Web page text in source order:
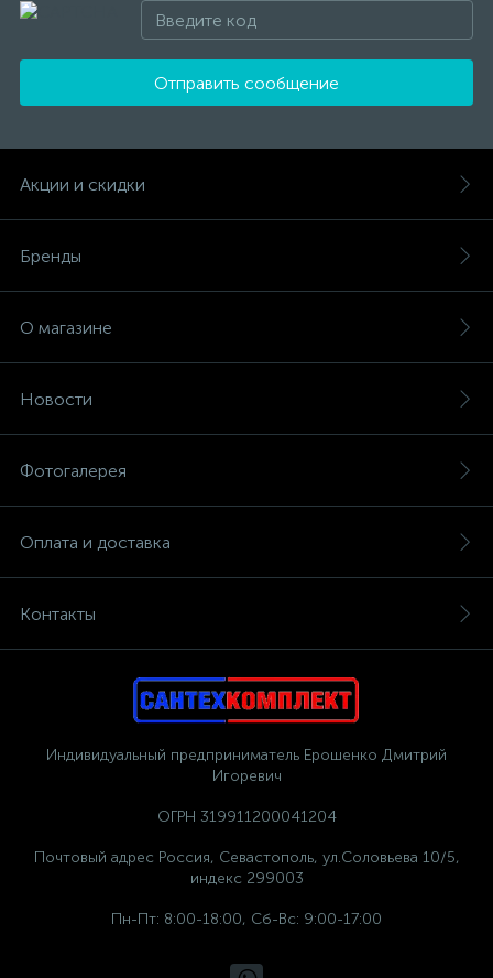
Отправить сообщение
Акции и скидки
Бренды
О магазине
Новости
Фотогалерея
Оплата и доставка
Контакты
Индивидуальный предприниматель Ерошенко Дмитрий
Игоревич
ОГРН 319911200041204
Почтовый адрес Россия, Севастополь, ул.Соловьева 10/5,
индекс 299003
Пн-Пт: 8:00-18:00, Сб-Вс: 9:00-17:00